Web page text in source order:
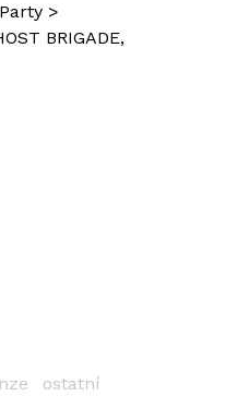
>
BRIGADE,
ostatní